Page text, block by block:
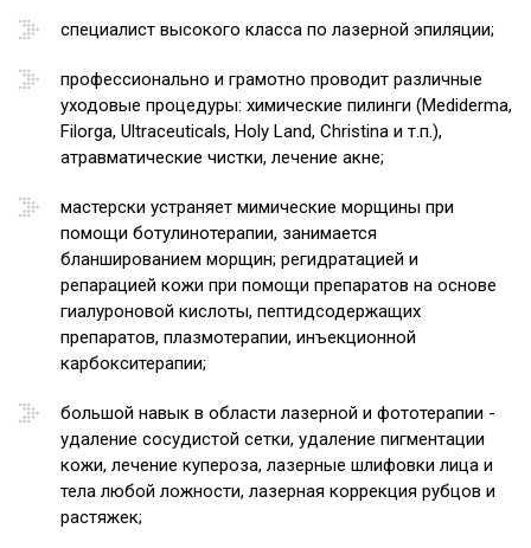
специалист высокого класса по лазерной эпиляции;
профессионально и грамотно проводит различные
уходовые процедуры: химические пилинги (Mediderma,
Filorga, Ultraceuticals, Holy Land, Christina и т.п.),
атравматические чистки, лечение акне;
мастерски устраняет мимические морщины при
помощи ботулинотерапии, занимается
бланшированием морщин; регидратацией и
репарацией кожи при помощи препаратов на основе
гиалуроновой кислоты, пептидсодержащих
препаратов, плазмотерапии, инъекционной
карбокситерапии;
большой навык в области лазерной и фототерапии -
удаление сосудистой сетки, удаление пигментации
кожи, лечение купероза, лазерные шлифовки лица и
тела любой ложности, лазерная коррекция рубцов и
растяжек;